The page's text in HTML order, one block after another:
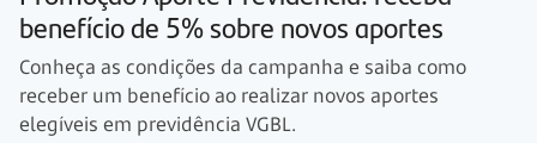
benefício de 5% sobre novos aportes
Conheça as condições da campanha e saiba como
receber um benefício ao realizar novos aportes
elegíveis em previdência VGBL.